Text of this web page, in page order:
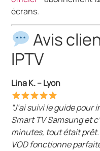
écrans.
Avis
IPTV
Lina K. – Lyon
“J’ai suivi le guide
Smart TV Samsung et
minutes, tout était prêt.
VOD fonctionne